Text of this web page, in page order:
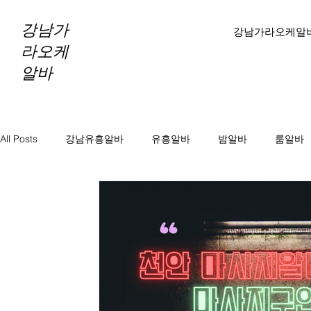
강남가
라오케
알바
강남가라오케알
All Posts 강남유흥알바 유흥알바 밤알바 룸알바
스웨디시알바 테라피알바 테라피구
당진1인샵테라피알바 당진1인샵테라